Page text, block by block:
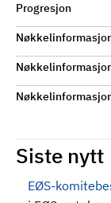
Progresjon
Siste nytt
EØS-